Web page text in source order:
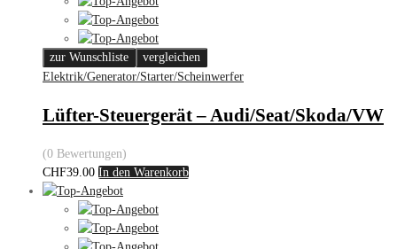
zur Wunschliste
vergleichen
Elektrik/Generator/Starter/Scheinwerfer
Lüfter-Steuergerät – Audi/Seat/Skoda/VW
(0 Bewertungen)
CHF39.00 In den Warenkorb